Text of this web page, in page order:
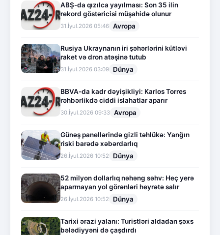
ABŞ-da qızılca yayılması: Son 35 ilin
rekord göstəricisi müşahidə olunur
31.İyul.2026 05:46 Avropa
Rusiya Ukraynanın iri şəhərlərini kütləvi
raket və dron atəşinə tutub
31.İyul.2026 03:09 Dünya
BBVA-da kadr dəyişikliyi: Karlos Torres
rəhbərlikdə ciddi islahatlar aparır
30.İyul.2026 09:33 Avropa
Günəş panellərində gizli təhlükə: Yanğın
riski barədə xəbərdarlıq
26.İyul.2026 10:52 Dünya
52 milyon dollarlıq nəhəng səhv: Heç yerə
aparmayan yol görənləri heyrətə salır
26.İyul.2026 10:52 Dünya
Tarixi ərazi yalanı: Turistləri aldadan şəxs
bələdiyyəni də çaşdırdı